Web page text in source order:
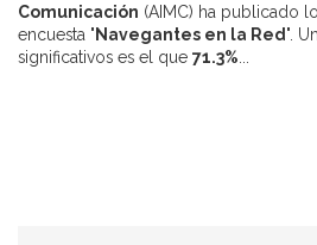
Comunicación (AIMC) ha publicado
encuesta "Navegantes en la Red ".
significativos es el que 71.3%